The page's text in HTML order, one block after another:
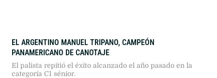
EL ARGENTINO MANUEL TRIPANO, CAMPEÓN
PANAMERICANO DE CANOTAJE
El palista repitió el éxito alcanzado el año pasado en la
categoría C1 sénior.